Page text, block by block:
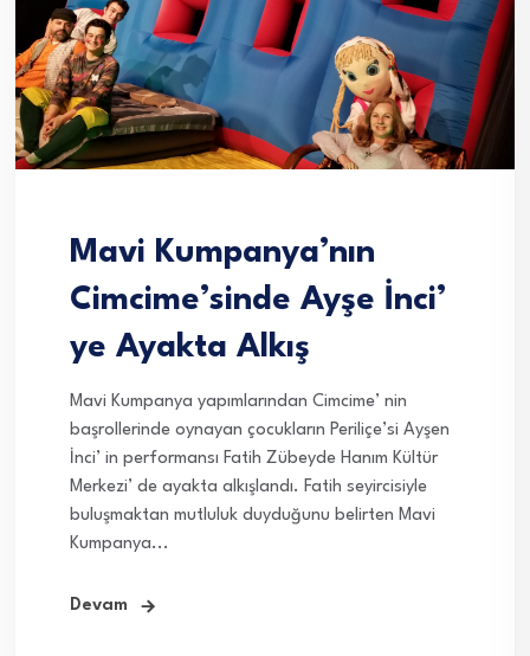
Mavi Kumpanya’nın
Cimcime’sinde Ayşe İnci’
ye Ayakta Alkış
Mavi Kumpanya yapımlarından Cimcime’ nin
başrollerinde oynayan çocukların Periliçe’si Ayşen
İnci’ in performansı Fatih Zübeyde Hanım Kültür
Merkezi’ de ayakta alkışlandı. Fatih seyircisiyle
buluşmaktan mutluluk duyduğunu belirten Mavi
Kumpanya...
Devam